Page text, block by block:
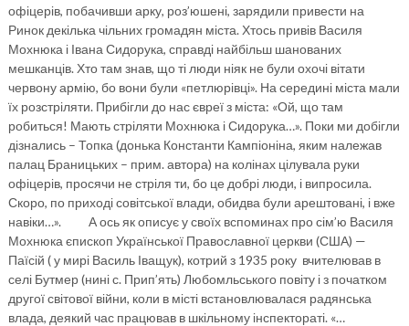
офіцерів, побачивши арку, роз’юшені, зарядили привести на
Ринок декілька чільних громадян міста. Хтось привів Василя
Мохнюка і Івана Сидорука, справді найбільш шанованих
мешканців. Хто там знав, що ті люди ніяк не були охочі вітати
червону армію, бо вони були «петлюрівці». На середині міста мали
їх розстріляти. Прибігли до нас євреї з міста: «Ой, що там
робиться! Мають стріляти Мохнюка і Сидорука…». Поки ми добігли
дізнались – Топка (донька Константи Кампіоніна, яким належав
палац Браницьких – прим. автора) на колінах цілувала руки
офіцерів, просячи не стріля ти, бо це добрі люди, і випросила.
Скоро, по приході совітської влади, обидва були арештовані, і вже
навіки…». А ось як описує у своїх вспоминах про сім’ю Василя
Мохнюка єпископ Української Православної церкви (США) —
Паїсій ( у мирі Василь Іващук), котрий з 1935 року вчителював в
селі Бутмер (нині с. Прип’ять) Любомльського повіту і з початком
другої світової війни, коли в місті встановлювалася радянська
влада, деякий час працював в шкільному інспектораті. «…